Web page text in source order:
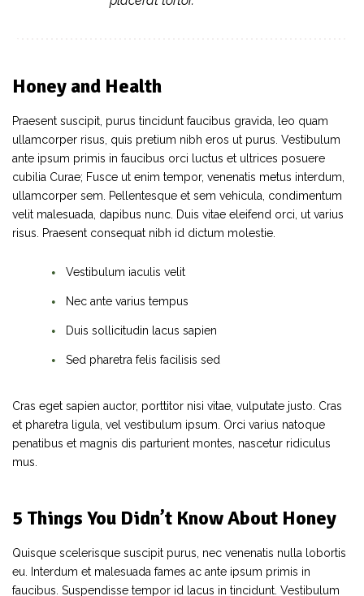
Honey and Health
Praesent suscipit, purus tincidunt faucibus gravida, leo quam
ullamcorper risus, quis pretium nibh eros ut purus. Vestibulum
ante ipsum primis in faucibus orci luctus et ultrices posuere
cubilia Curae; Fusce ut enim tempor, venenatis metus interdum,
ullamcorper sem. Pellentesque et sem vehicula, condimentum
velit malesuada, dapibus nunc. Duis vitae eleifend orci, ut varius
risus. Praesent consequat nibh id dictum molestie.
Vestibulum iaculis velit
Nec ante varius tempus
Duis sollicitudin lacus sapien
Sed pharetra felis facilisis sed
Cras eget sapien auctor, porttitor nisi vitae, vulputate justo. Cras
et pharetra ligula, vel vestibulum ipsum. Orci varius natoque
penatibus et magnis dis parturient montes, nascetur ridiculus
mus.
5 Things You Didn’t Know About Honey
Quisque scelerisque suscipit purus, nec venenatis nulla lobortis
eu. Interdum et malesuada fames ac ante ipsum primis in
faucibus. Suspendisse tempor id lacus in tincidunt. Vestibulum